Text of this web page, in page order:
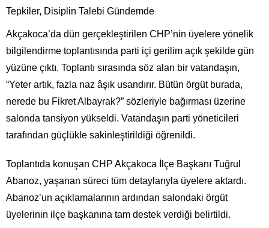
Tepkiler, Disiplin Talebi Gündemde
Akçakoca’da dün gerçekleştirilen CHP’nin üyelere yönelik
bilgilendirme toplantısında parti içi gerilim açık şekilde gün
yüzüne çıktı. Toplantı sırasında söz alan bir vatandaşın,
“Yeter artık, fazla naz âşık usandırır. Bütün örgüt burada,
nerede bu Fikret Albayrak?” sözleriyle bağırması üzerine
salonda tansiyon yükseldi. Vatandaşın parti yöneticileri
tarafından güçlükle sakinleştirildiği öğrenildi.
Toplantıda konuşan CHP Akçakoca İlçe Başkanı Tuğrul
Abanoz, yaşanan süreci tüm detaylarıyla üyelere aktardı.
Abanoz’un açıklamalarının ardından salondaki örgüt
üyelerinin ilçe başkanına tam destek verdiği belirtildi.